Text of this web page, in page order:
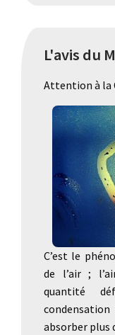
L'avis du
Attention à la
C’est le
de l’air ;
quantité
absorber plus